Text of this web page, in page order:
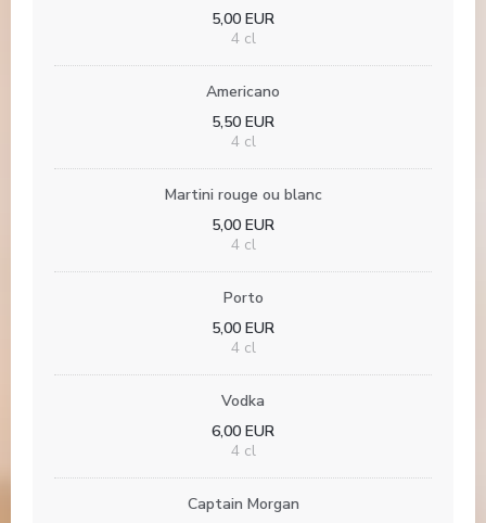
5,00 EUR
4 cl
Americano
5,50 EUR
4 cl
Martini rouge ou blanc
5,00 EUR
4 cl
Porto
5,00 EUR
4 cl
Vodka
6,00 EUR
4 cl
Captain Morgan